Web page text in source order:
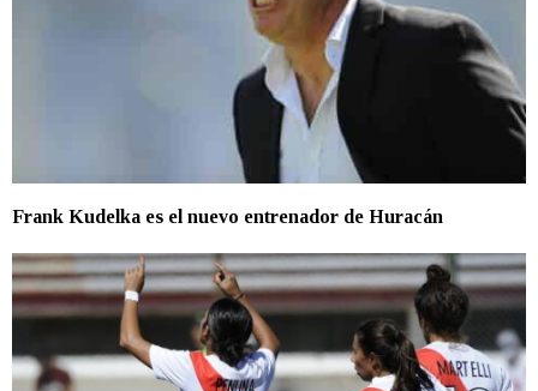
Frank Kudelka es el nuevo entrenador de Huracán